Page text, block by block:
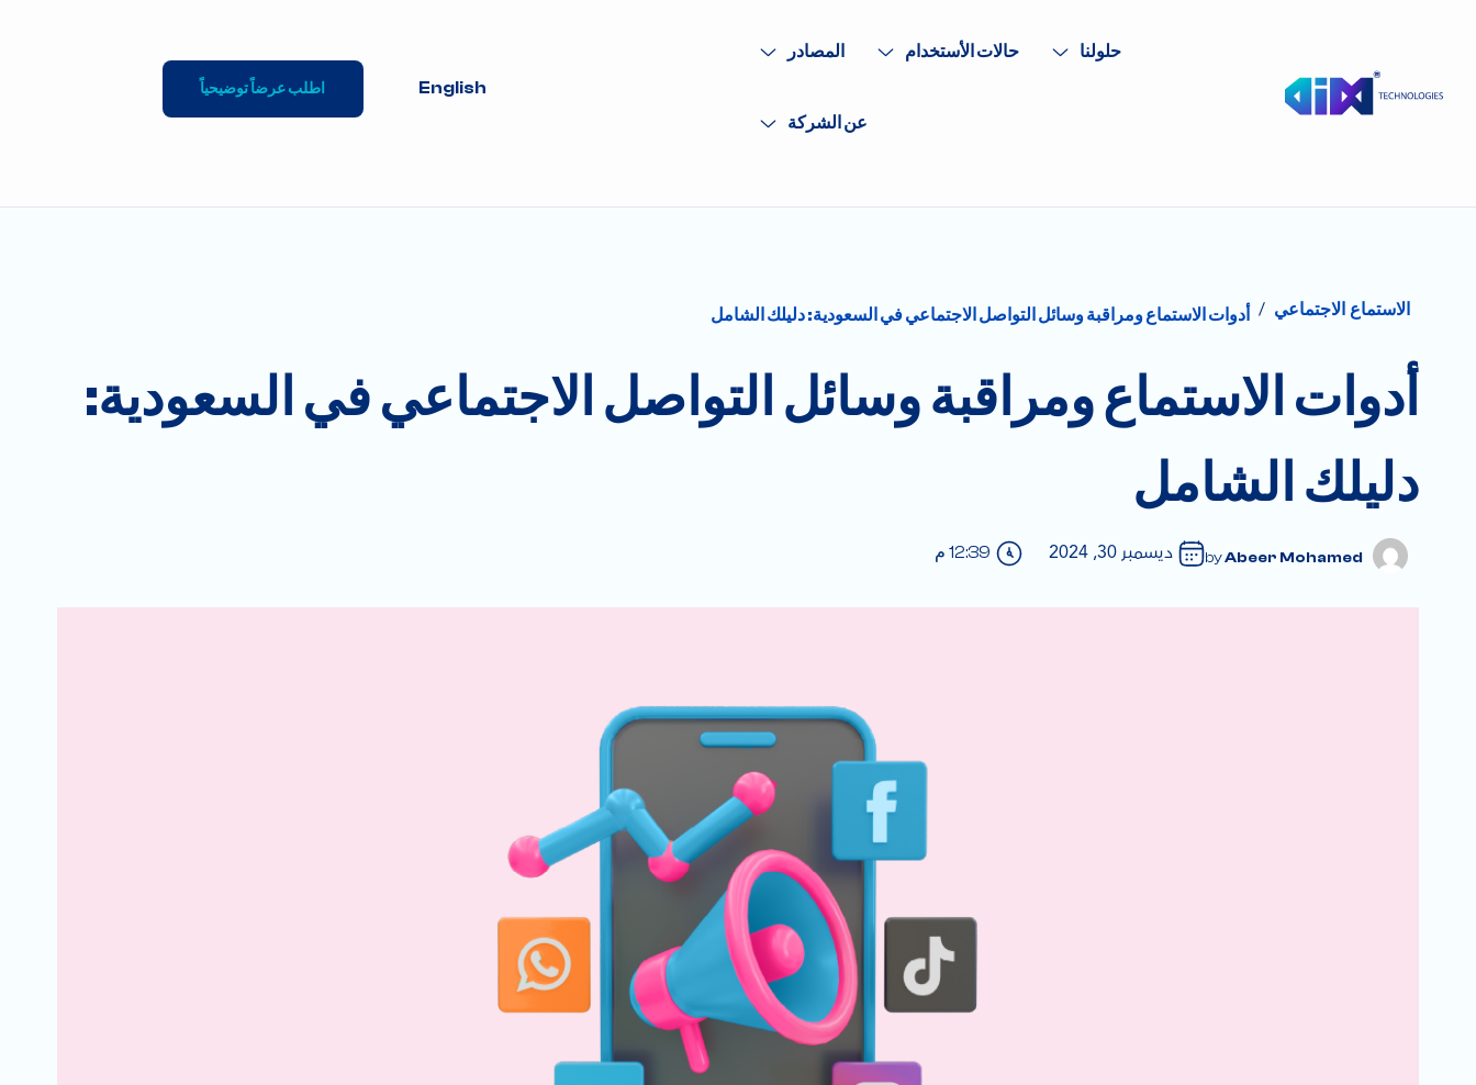
حلولنا حالات الأستخدام المصادر
عن الشركة
English اطلب عرضاً توضيحياً
الاستماع الاجتماعي / أدوات الاستماع ومراقبة وسائل التواصل الاجتماعي في السعودية: دليلك الشامل
أدوات الاستماع ومراقبة وسائل التواصل الاجتماعي في السعودية:
دليلك الشامل
Abeer Mohamed ديسمبر 30, 2024 12:39 م